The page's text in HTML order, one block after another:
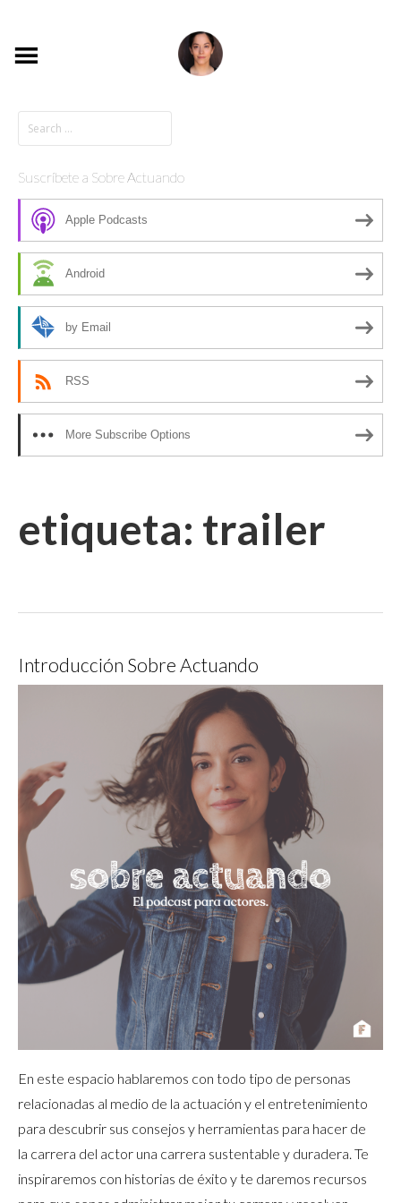
Suscríbete a Sobre Actuando
Apple Podcasts
Android
by Email
RSS
More Subscribe Options
etiqueta: trailer
Introducción Sobre Actuando
En este espacio hablaremos con todo tipo de personas
relacionadas al medio de la actuación y el entretenimiento
para descubrir sus consejos y herramientas para hacer de
la carrera del actor una carrera sustentable y duradera. Te
inspiraremos con historias de éxito y te daremos recursos